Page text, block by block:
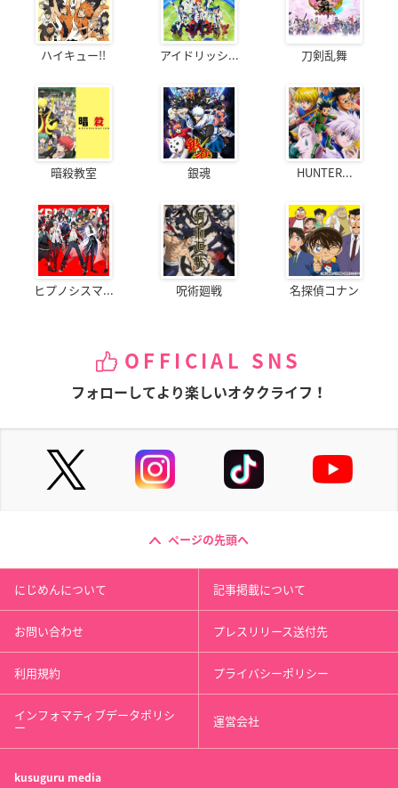
ハイキュー!! アイドリッシ... 刀剣乱舞
暗殺教室 銀魂 HUNTER...
ヒプノシスマ... 呪術廻戦 名探偵コナン
OFFICIAL SNS
フォローしてより楽しいオタクライフ！
ページの先頭へ
にじめんについて 記事掲載について
お問い合わせ プレスリリース送付先
利用規約 プライバシーポリシー
インフォマティブデータポリシ
ー 運営会社
kusuguru media